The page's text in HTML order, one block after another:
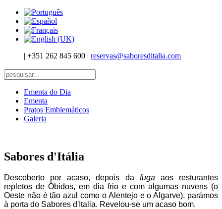
| +351 262 845 600 | reservas@saboresditalia.com
Ementa do Dia
Ementa
Pratos Emblemáticos
Galeria
Sabores d'Itália
Descoberto por acaso, depois da fuga aos resturantes
repletos de Óbidos, em dia frio e com algumas nuvens (o
Oeste não é tão azul como o Alentejo e o Algarve), parámos
à porta do Sabores d'Italia. Revelou-se um acaso bom.